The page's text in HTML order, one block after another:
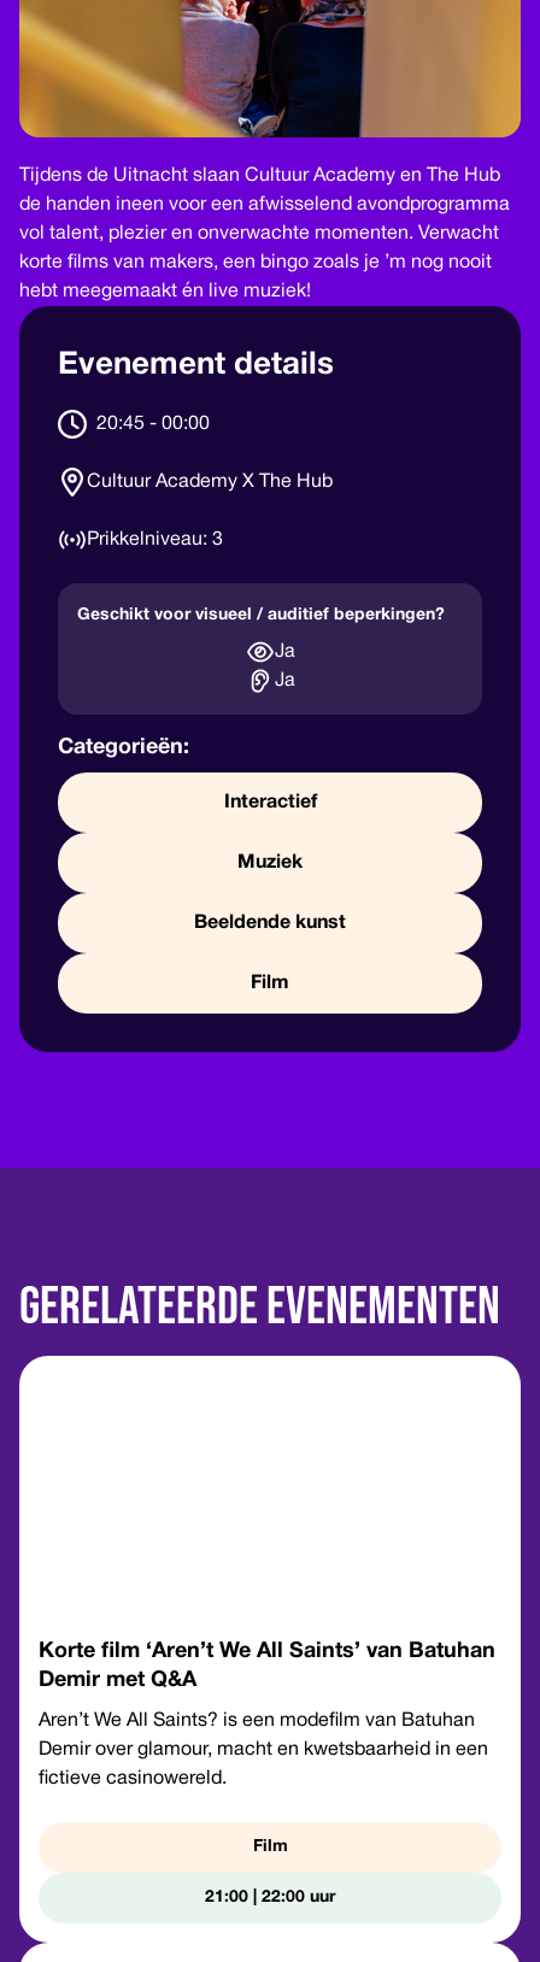
Tijdens de Uitnacht slaan Cultuur Academy en The Hub
de handen ineen voor een afwisselend avondprogramma
vol talent, plezier en onverwachte momenten. Verwacht
korte films van makers, een bingo zoals je ’m nog nooit
hebt meegemaakt én live muziek!
Evenement details
20:45 - 00:00
Cultuur Academy X The Hub
3
Geschikt voor visueel / auditief beperkingen?
Ja
Ja
Categorieën:
Interactief
Muziek
Beeldende kunst
Film
Gerelateerde evenementen
Korte film ‘Aren’t We All Saints’ van Batuhan
Demir met Q&A
Aren’t We All Saints? is een modefilm van Batuhan
Demir over glamour, macht en kwetsbaarheid in een
fictieve casinowereld.
Film
21:00 | 22:00